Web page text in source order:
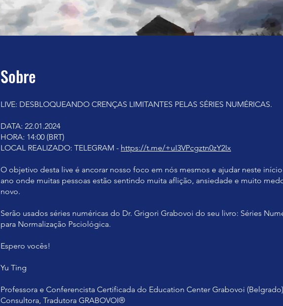
Sobre
LIVE: DESBLOQUEANDO CRENÇAS LIMITANTES PELAS SÉRIES NUMÉRICAS.
DATA: 22.01.2024
HORA: 14:00 (BRT)
LOCAL REALIZADO: TELEGRAM - https://t.me/+uI3VPcgztn0zY2Ix
O objetivo desta live é ancorar nosso foco em nós mesmos e ajudar neste
ano onde muitas pessoas estão sentindo muita aflição, ansiedade e muito
novo.
Serão usados séries numéricas do Dr. Grigori Grabovoi do seu livro: Séries
para Normalização Psciológica.
Espero vocês!
Yu Ting
Professora e Conferencista Certificada do Education Center Grabovoi
Consultora, Tradutora GRABOVOI®